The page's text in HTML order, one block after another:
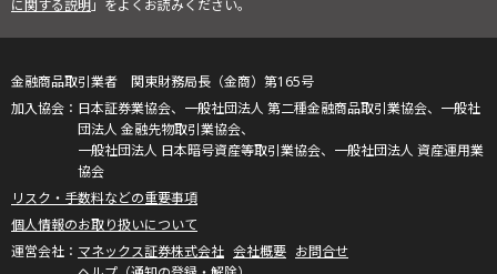
に関する説明」をよくお読みください。
金融商品取引業者 関東財務局長（金商）第165号
日本証券業協会、一般社団法人 第二種金融商品取引業協会、一般社
団法人 金融先物取引業協会、
一般社団法人 日本暗号資産等取引業協会、一般社団法人 資産運用業
協会
リスク・手数料などの重要事項
個人情報のお取り扱いについて
マネックス証券株式会社 会社概要 お問合せ